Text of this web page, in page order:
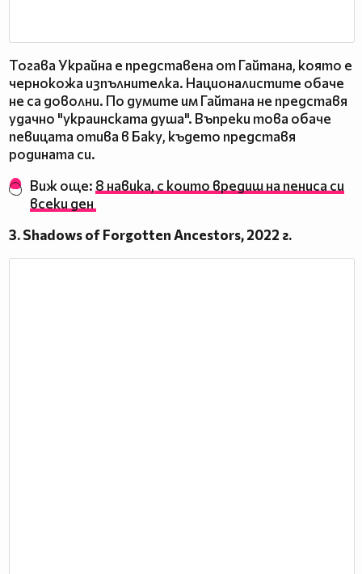
Тогава Украйна е представена от Гайтана, която е
чернокожа изпълнителка. Националистите обаче
не са доволни. По думите им Гайтана не представя
удачно "украинската душа". Въпреки това обаче
певицата отива в Баку, където представя
родината си.
Виж още: 8 навика, с които вредиш на пениса си
всеки ден
3. Shadows of Forgotten Ancestors, 2022 г.